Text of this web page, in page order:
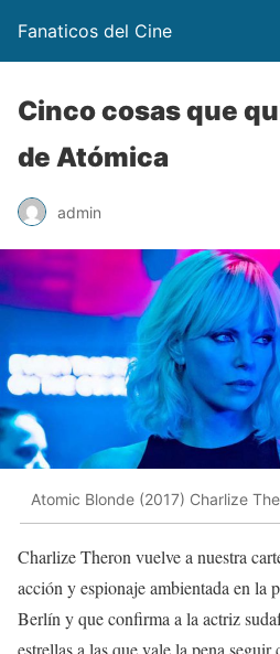
Fanaticos del Cine
Cinco cosas que
de Atómica
admin
Atomic Blonde (2017) Charlize
Charlize Theron vuelve a nuestra
acción y espionaje ambientada en la
Berlín y que confirma a la actriz
estrellas a las que vale la pena